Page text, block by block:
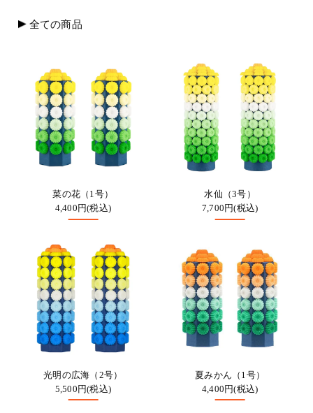
全ての商品
菜の花（1号）
4,400円(税込)
水仙（3号）
7,700円(税込)
光明の広海（2号）
5,500円(税込)
夏みかん（1号）
4,400円(税込)